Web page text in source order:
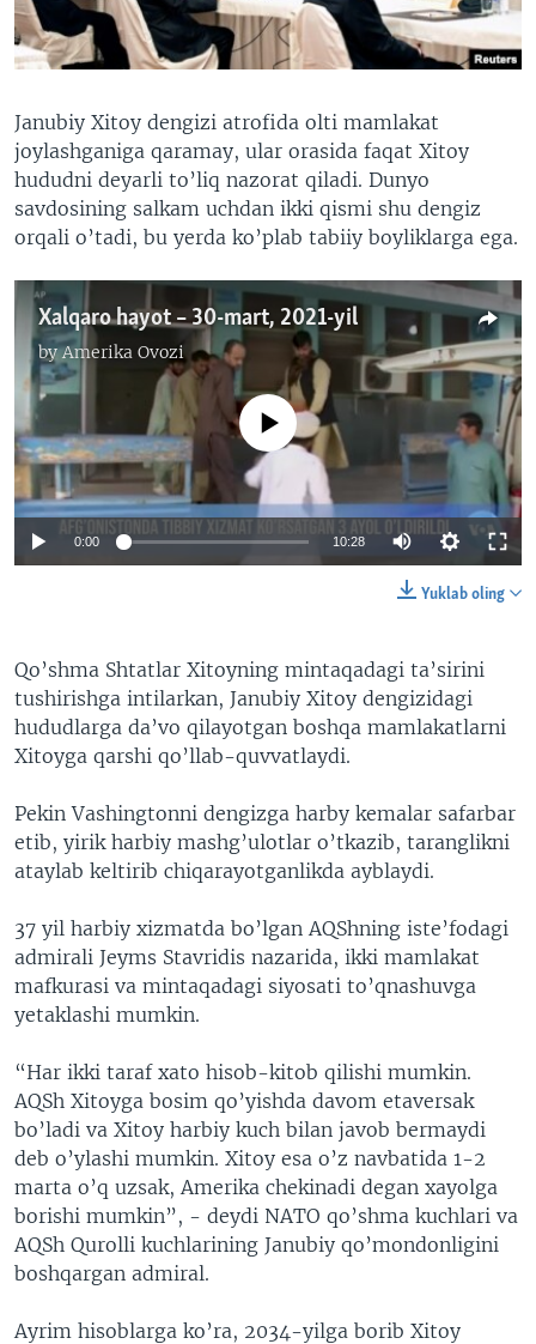
VIDEO
XABARLAR SURATLARDA
ODNOKLASSNIKI
TELEGRAM
SOUNDCLOUD
VOA
Janubiy Xitoy dengizi atrofida olti mamlakat
joylashganiga qaramay, ular orasida faqat Xitoy
hududni deyarli to’liq nazorat qiladi. Dunyo
savdosining salkam uchdan ikki qismi shu dengiz
orqali o’tadi, bu yerda ko’plab tabiiy boyliklarga ega.
Xalqaro hayot – 30-mart, 2021-yil
byAmerika Ovozi
No media source currently available
0:00 10:28
Yuklab oling
Qo’shma Shtatlar Xitoyning mintaqadagi ta’sirini
tushirishga intilarkan, Janubiy Xitoy dengizidagi
hududlarga da’vo qilayotgan boshqa mamlakatlarni
Xitoyga qarshi qo’llab-quvvatlaydi.
Pekin Vashingtonni dengizga harby kemalar safarbar
etib, yirik harbiy mashg’ulotlar o’tkazib, taranglikni
ataylab keltirib chiqarayotganlikda ayblaydi.
37 yil harbiy xizmatda bo’lgan AQShning iste’fodagi
admirali Jeyms Stavridis nazarida, ikki mamlakat
mafkurasi va mintaqadagi siyosati to’qnashuvga
yetaklashi mumkin.
“Har ikki taraf xato hisob-kitob qilishi mumkin.
AQSh Xitoyga bosim qo’yishda davom etaversak
bo’ladi va Xitoy harbiy kuch bilan javob bermaydi
deb o’ylashi mumkin. Xitoy esa o’z navbatida 1-2
marta o’q uzsak, Amerika chekinadi degan xayolga
borishi mumkin”, - deydi NATO qo’shma kuchlari va
AQSh Qurolli kuchlarining Janubiy qo’mondonligini
boshqargan admiral.
Ayrim hisoblarga ko’ra, 2034-yilga borib Xitoy